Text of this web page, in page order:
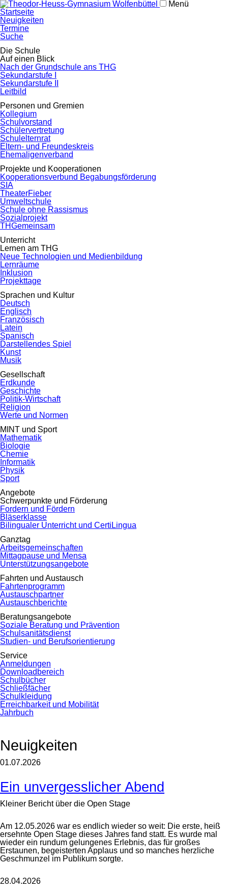
Menü
Navigation
überspringen
Startseite
Neuigkeiten
Termine
Suche
Navigation
überspringen
Die Schule
Auf einen Blick
Nach der Grundschule ans THG
Sekundarstufe I
Sekundarstufe II
Leitbild
Personen und Gremien
Kollegium
Schulvorstand
Schülervertretung
Schulelternrat
Eltern- und Freundeskreis
Ehemaligenverband
Projekte und Kooperationen
Kooperationsverbund Begabungsförderung
SIA
TheaterFieber
Umweltschule
Schule ohne Rassismus
Sozialprojekt
THGemeinsam
Unterricht
Lernen am THG
Neue Technologien und Medienbildung
Lernräume
Inklusion
Projekttage
Sprachen und Kultur
Deutsch
Englisch
Französisch
Latein
Spanisch
Darstellendes Spiel
Kunst
Musik
Gesellschaft
Erdkunde
Geschichte
Politik-Wirtschaft
Religion
Werte und Normen
MINT und Sport
Mathematik
Biologie
Chemie
Informatik
Physik
Sport
Angebote
Schwerpunkte und Förderung
Fordern und Fördern
Bläserklasse
Bilingualer Unterricht und CertiLingua
Ganztag
Arbeitsgemeinschaften
Mittagpause und Mensa
Unterstützungsangebote
Fahrten und Austausch
Fahrtenprogramm
Austauschpartner
Austauschberichte
Beratungsangebote
Soziale Beratung und Prävention
Schulsanitätsdienst
Studien- und Berufsorientierung
Service
Anmeldungen
Downloadbereich
Schulbücher
Schließfächer
Schulkleidung
Erreichbarkeit und Mobilität
Jahrbuch
Neuigkeiten
01.07.2026
Ein unvergesslicher Abend
Kleiner Bericht über die Open Stage
Am 12.05.2026 war es endlich wieder so weit: Die erste, heiß
ersehnte Open Stage dieses Jahres fand statt. Es wurde mal
wieder ein rundum gelungenes Erlebnis, das für großes
Erstaunen, begeisterten Applaus und so manches herzliche
Geschmunzel im Publikum sorgte.
28.04.2026